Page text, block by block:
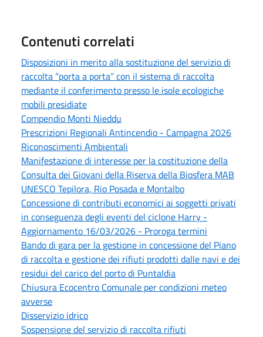
Contenuti correlati
Disposizioni in merito alla sostituzione del servizio di
raccolta “porta a porta” con il sistema di raccolta
mediante il conferimento presso le isole ecologiche
mobili presidiate
Compendio Monti Nieddu
Prescrizioni Regionali Antincendio - Campagna 2026
Riconoscimenti Ambientali
Manifestazione di interesse per la costituzione della
Consulta dei Giovani della Riserva della Biosfera MAB
UNESCO Tepilora, Rio Posada e Montalbo
Concessione di contributi economici ai soggetti privati
in conseguenza degli eventi del ciclone Harry -
Aggiornamento 16/03/2026 - Proroga termini
Bando di gara per la gestione in concessione del Piano
di raccolta e gestione dei rifiuti prodotti dalle navi e dei
residui del carico del porto di Puntaldia
Chiusura Ecocentro Comunale per condizioni meteo
avverse
Disservizio idrico
Sospensione del servizio di raccolta rifiuti